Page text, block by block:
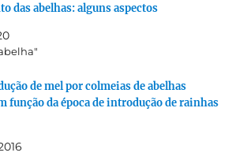
das abelhas: alguns aspectos
de mel por colmeias de abelhas
função da época de introdução de rainhas